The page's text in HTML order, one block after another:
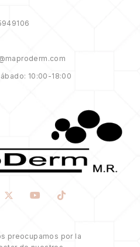
10:00-18:00
preocupamos por la